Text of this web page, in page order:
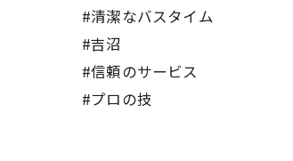
#清潔なバスタイム
#吉沼
#信頼のサービス
#プロの技